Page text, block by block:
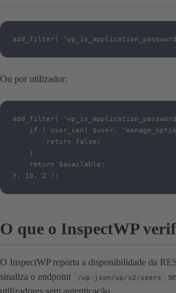
add_filter(
Ou por utilizador:
add_filter(
if ( user_can( $user,
        return false;
    }
    return $available;
}, 10, 2 );
O que o InspectWP
O InspectWP reporta a disponibilidade da
sinaliza o endpoint
/wp-json/wp/v2/users